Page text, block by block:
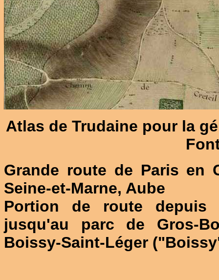
Atlas de Trudaine pour la
Grande route de Paris en
Seine-et-Marne, Aube
Portion de route depuis
jusqu'au parc de Gros-
Boissy-Saint-Léger